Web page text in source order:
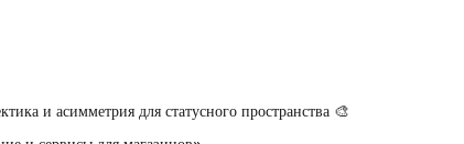
и асимметрия для статусного пространства 🎨